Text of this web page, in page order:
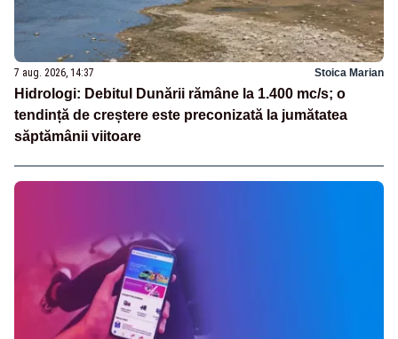
7 aug. 2026, 14:37 Stoica Marian
Hidrologi: Debitul Dunării rămâne la 1.400 mc/s; o
tendință de creștere este preconizată la jumătatea
săptămânii viitoare